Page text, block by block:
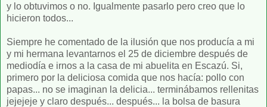
y lo obtuvimos o no. Igualmente pasarlo pero creo que lo
hicieron todos...
Siempre he comentado de la ilusión que nos producía a mi
y mi hermana levantarnos el 25 de diciembre después de
mediodía e irnos a la casa de mi abuelita en Escazú. Si,
primero por la deliciosa comida que nos hacía: pollo con
papas... no se imaginan la delicia... terminábamos rellenitas
jejejeje y claro después... después... la bolsa de basura